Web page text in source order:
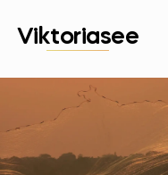
Viktoriasee